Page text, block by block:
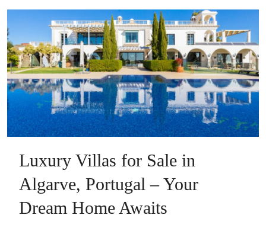
Luxury Villas for Sale in
Algarve, Portugal – Your
Dream Home Awaits